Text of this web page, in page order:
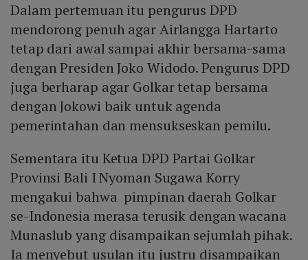
Dalam pertemuan itu pengurus DPD
mendorong penuh agar Airlangga Hartarto
tetap dari awal sampai akhir bersama-sama
dengan Presiden Joko Widodo. Pengurus DPD
juga berharap agar Golkar tetap bersama
dengan Jokowi baik untuk agenda
pemerintahan dan mensukseskan pemilu.
Sementara itu Ketua DPD Partai Golkar
Provinsi Bali I Nyoman Sugawa Korry
mengakui bahwa pimpinan daerah Golkar
se-Indonesia merasa terusik dengan wacana
Munaslub yang disampaikan sejumlah pihak.
Ia menyebut usulan itu justru disampaikan